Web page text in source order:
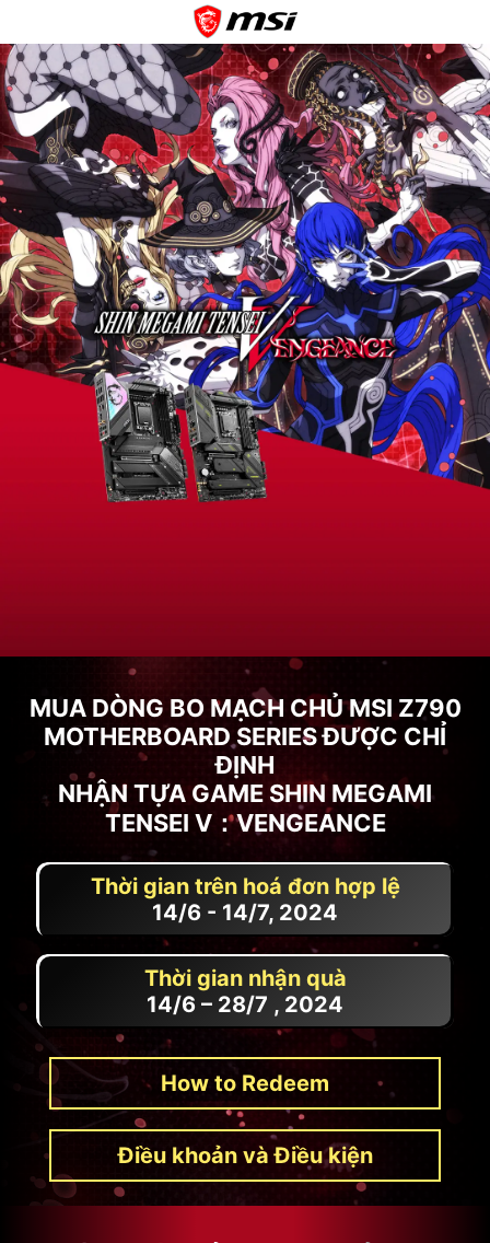
MUA DÒNG BO MẠCH CHỦ MSI Z790
MOTHERBOARD SERIES ĐƯỢC CHỈ
ĐỊNH
NHẬN TỰA GAME SHIN MEGAMI
TENSEI V：VENGEANCE
Thời gian trên hoá đơn hợp lệ
14/6 - 14/7, 2024
Thời gian nhận quà
14/6 – 28/7 , 2024
How to Redeem
Điều khoản và Điều kiện